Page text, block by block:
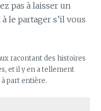
pas à laisser un
le partager s’il vous
racontant des histoires
et il y en a tellement
part entière.